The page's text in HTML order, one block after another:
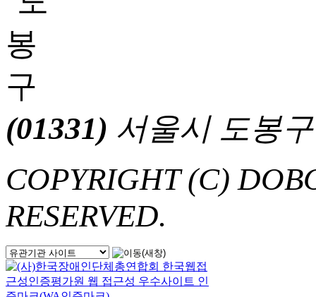
(01331) 서울시 도봉
COPYRIGHT (C)
RESERVED.